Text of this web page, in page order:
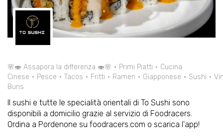
🌸🍣 Assapora la differenza 🍣🌸 Primi Piatti
Cucina
Cinese
Pesce Tacos Fritti Ramen Giapponese Sushi
Buns
Il sushi e tutte le specialità orientali di To Sushi sono
disponibili a domicilio grazie al servizio di Foodracers.
Ordina a Pordenone su foodracers.com o scarica l'app!